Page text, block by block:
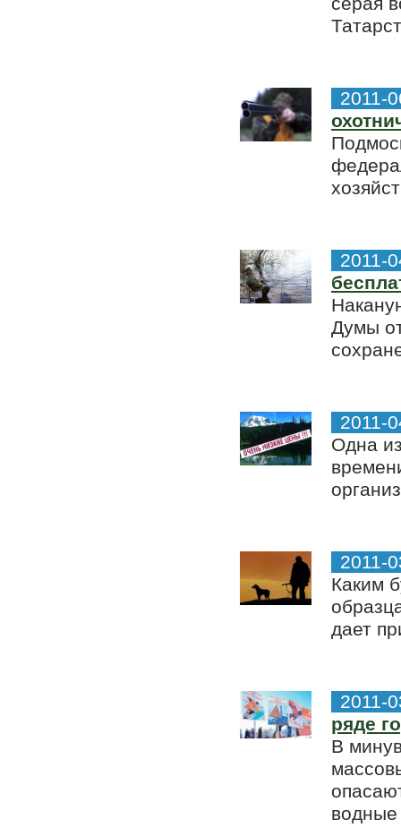
2011-
2011-
Думы
2011-
Одна
2011-
Каким
дает
2011-
ряде
В
водные